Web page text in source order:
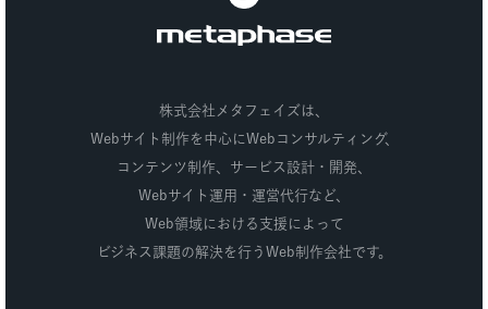
株式会社メタフェイズは、
Webサイト制作を中心にWebコンサルティング、
コンテンツ制作、 サービス設計・開発、
Webサイト運用・運営代行など、
Web領域における支援によって
ビジネス課題の解決を行うWeb制作会社です。